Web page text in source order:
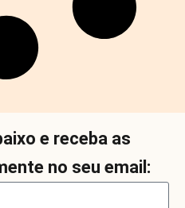
e receba as
no seu email: